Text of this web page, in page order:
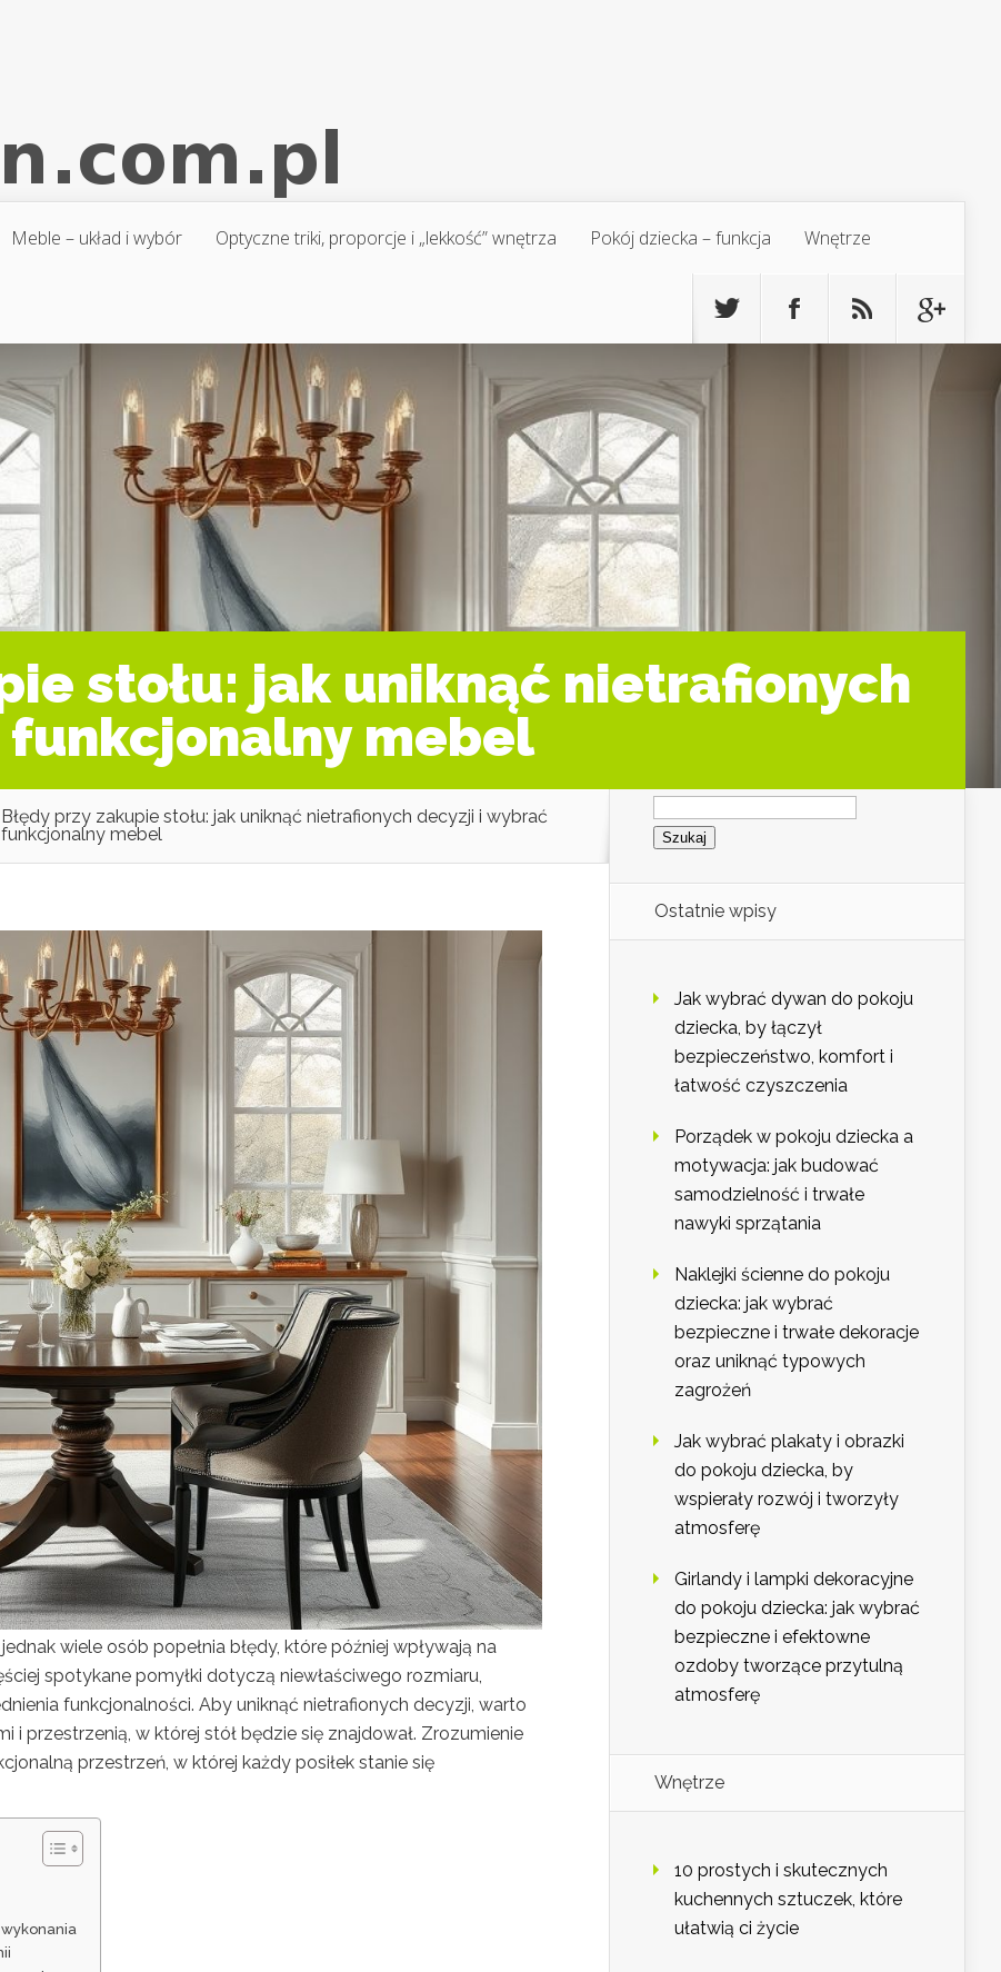
Meble – układ i wybór Optyczne triki, proporcje i „lekkość” wnętrza Pokój dziecka – funkcja Wnętrze
stołu: jak uniknąć nietrafionych
mebel
Błędy przy zakupie stołu: jak uniknąć nietrafionych decyzji i wybrać
funkcjonalny mebel
wiele osób popełnia błędy, które później wpływają na
spotykane pomyłki dotyczą niewłaściwego rozmiaru,
funkcjonalności. Aby uniknąć nietrafionych decyzji, warto
przestrzenią, w której stół będzie się znajdował. Zrozumienie
przestrzeń, w której każdy posiłek stanie się
Szukaj:
Ostatnie wpisy
Jak wybrać dywan do pokoju
dziecka, by łączył
bezpieczeństwo, komfort i
łatwość czyszczenia
Porządek w pokoju dziecka a
motywacja: jak budować
samodzielność i trwałe
nawyki sprzątania
Naklejki ścienne do pokoju
dziecka: jak wybrać
bezpieczne i trwałe dekoracje
oraz uniknąć typowych
zagrożeń
Jak wybrać plakaty i obrazki
do pokoju dziecka, by
wspierały rozwój i tworzyły
atmosferę
Girlandy i lampki dekoracyjne
do pokoju dziecka: jak wybrać
bezpieczne i efektowne
ozdoby tworzące przytulną
atmosferę
Wnętrze
10 prostych i skutecznych
kuchennych sztuczek, które
ułatwią ci życie